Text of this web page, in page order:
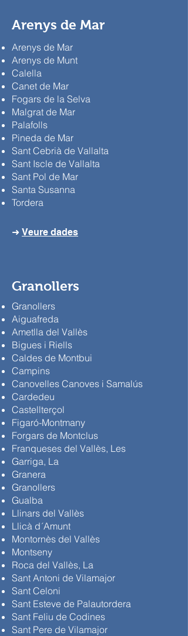
Arenys de Mar
Arenys de Mar
Arenys de Munt
Calella
Canet de Mar
Fogars de la Selva
Malgrat de Mar
Palafolls
Pineda de Mar
Sant Cebrià de Vallalta
Sant Iscle de Vallalta
Sant Pol de Mar
Santa Susanna
Tordera
➜ Veure dades
Granollers
Granollers
Aiguafreda
Ametlla del Vallès
Bigues i Riells
Caldes de Montbui
Campins
Canovelles Canoves i Samalús
Cardedeu
Castellterçol
Figaró-Montmany
Forgars de Montclus
Franqueses del Vallès, Les
Garriga, La
Granera
Granollers
Gualba
Llinars del Vallès
Lliçà d´Amunt
Lliçà de Vall
Montornès del Vallès
Montseny
Roca del Vallès, La
Sant Antoni de Vilamajor
Sant Celoni
Sant Esteve de Palautordera
Sant Feliu de Codines
Sant Pere de Vilamajor